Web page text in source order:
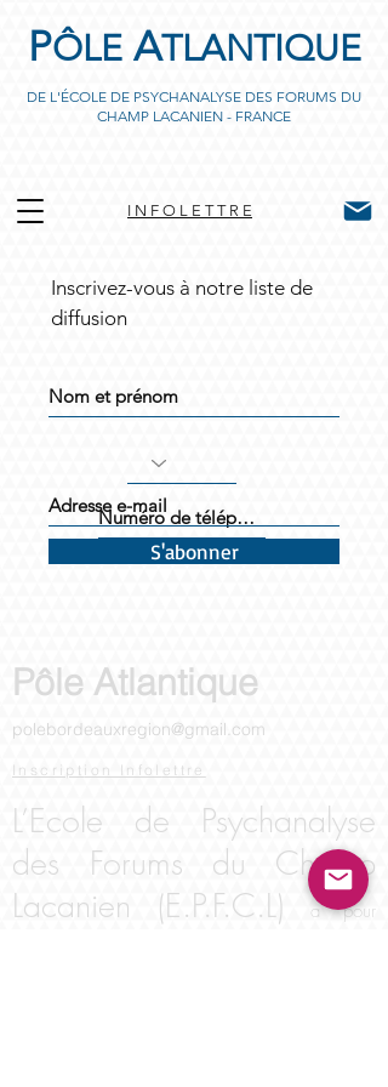
PÔLEATLANTIQUE
DE L'ÉCOLE DE PSYCHANALYSE DES FORUMS DU
CHAMP LACANIEN - FRANCE
I N F O L E T T R E
Inscrivez-vous à notre liste de
diffusion
S'abonner
Pôle Atlantique
polebordeauxregion@gmail.com
Inscript ion Infol ettre
L’Ecole de Psychanalyse
des Forums du Champ
Lacanien (E.P.F.C.L)a pour